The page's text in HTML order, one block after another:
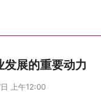
展的重要动力
上午12:00